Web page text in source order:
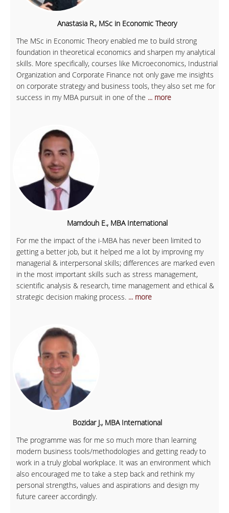
Anastasia R., MSc in Economic Theory
The MSc in Economic Theory enabled me to build strong
foundation in theoretical economics and sharpen my analytical
skills. More specifically, courses like Microeconomics, Industrial
Organization and Corporate Finance not only gave me insights
on corporate strategy and business tools, they also set me for
success in my MBA pursuit in one of the ... more
Mamdouh E., MBA International
For me the impact of the i-MBA has never been limited to
getting a better job, but it helped me a lot by improving my
managerial & interpersonal skills; differences are marked even
in the most important skills such as stress management,
scientific analysis & research, time management and ethical &
strategic decision making process. ... more
Bozidar J., MBA International
The programme was for me so much more than learning
modern business tools/methodologies and getting ready to
work in a truly global workplace. It was an environment which
also encouraged me to take a step back and rethink my
personal strengths, values and aspirations and design my
future career accordingly.